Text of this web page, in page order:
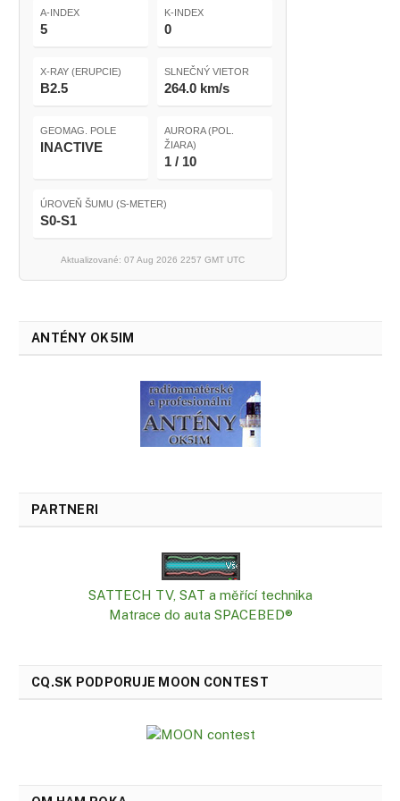
A-INDEX
5
K-INDEX
0
X-RAY (ERUPCIE)
B2.5
SLNEČNÝ VIETOR
264.0 km/s
GEOMAG. POLE
INACTIVE
AURORA (POL.
ŽIARA)
1 / 10
ÚROVEŇ ŠUMU (S-METER)
S0-S1
Aktualizované: 07 Aug 2026 2257 GMT UTC
ANTÉNY OK5IM
PARTNERI
SATTECH TV, SAT a měřící technika
Matrace do auta SPACEBED®
CQ.SK PODPORUJE MOON CONTEST